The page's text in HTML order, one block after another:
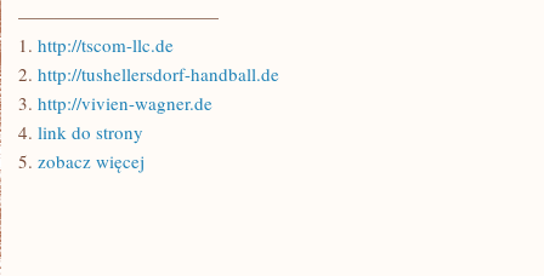
———————————
1. http://tscom-llc.de
2. http://tushellersdorf-handball.de
3. http://vivien-wagner.de
4. link do strony
5. zobacz więcej